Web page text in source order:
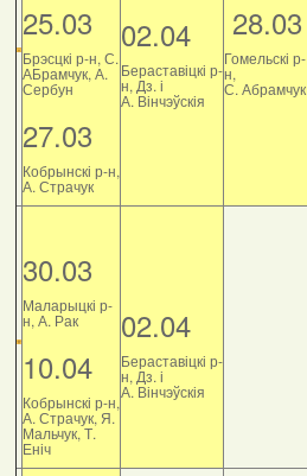
25.03
Брэсцкі р-н, С.
АБрамчук, А.
Сербун
27.03
Кобрынскі р-н,
А. Страчук
02.04
Бераставіцкі р-
н, Дз. і
А. Вінчэўскія
28.03
Гомельскі р-
н,
С. Абрамчук
30.03
Маларыцкі р-
н, А. Рак
10.04
Кобрынскі р-н,
А. Страчук, Я.
Мальчук, Т.
Еніч
02.04
Бераставіцкі р-
н, Дз. і
А. Вінчэўскія